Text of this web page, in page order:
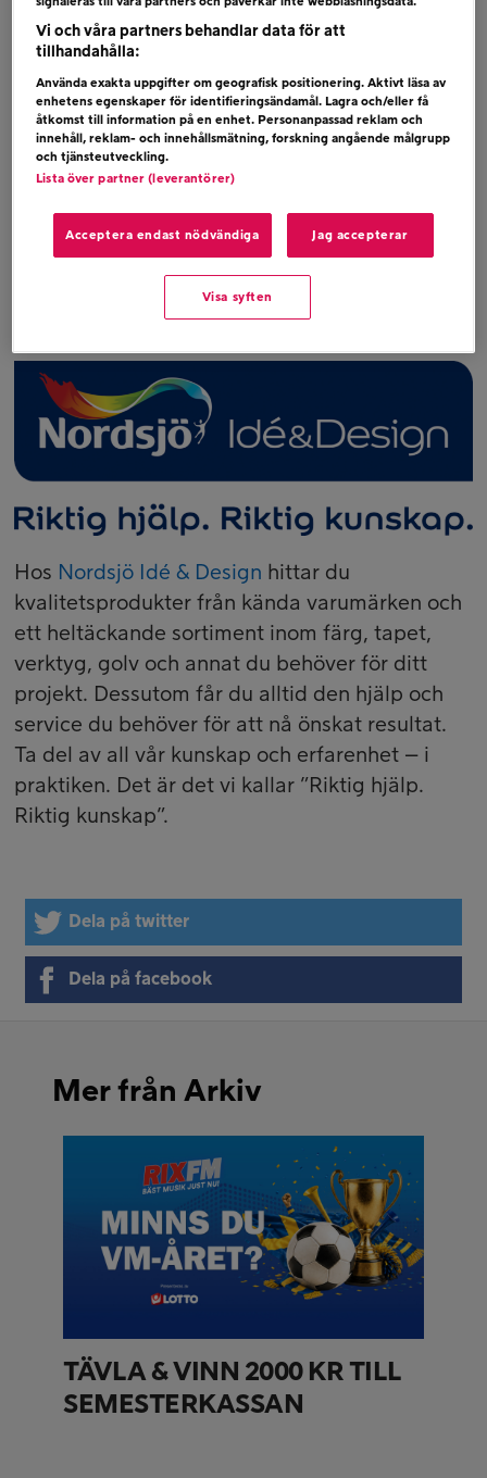
Idé & Design
Tävlingen pågår vardagar 29 juni- 31 Juli 2026
Vinstspecifikation
2000kr från Nordsjö idé och Design. Vinsten
utbetalas via swish, senast 3 aug. Om du ej har
swish betalas vinsten ut som lön inom 2
månader. Ev vinstskatt betalas av vinnaren.
Lycka till önskar,
Hos Nordsjö Idé & Design hittar du
kvalitetsprodukter från kända varumärken och
ett heltäckande sortiment inom färg, tapet,
verktyg, golv och annat du behöver för ditt
projekt. Dessutom får du alltid den hjälp och
service du behöver för att nå önskat resultat.
Ta del av all vår kunskap och erfarenhet – i
praktiken. Det är det vi kallar ”Riktig hjälp.
Riktig kunskap”.
Dela på twitter
Dela på facebook
Mer från Arkiv
TÄVLA & VINN 2000 KR TILL
SEMESTERKASSAN
Vi och våra partners behandlar data för att
tillhandahålla:
Använda exakta uppgifter om geografisk positionering. Aktivt läsa av
enhetens egenskaper för identifieringsändamål. Lagra och/eller få
åtkomst till information på en enhet. Personanpassad reklam och
innehåll, reklam- och innehållsmätning, forskning angående målgrupp
och tjänsteutveckling.
Lista över partner (leverantörer)
Acceptera endast nödvändiga Jag accepterar
Visa syften